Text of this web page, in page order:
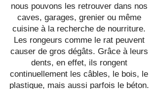
nous pouvons les retrouver dans nos
caves, garages, grenier ou même
cuisine à la recherche de nourriture.
Les rongeurs comme le rat peuvent
causer de gros dégâts. Grâce à leurs
dents, en effet, ils rongent
continuellement les câbles, le bois, le
plastique, mais aussi parfois le béton.